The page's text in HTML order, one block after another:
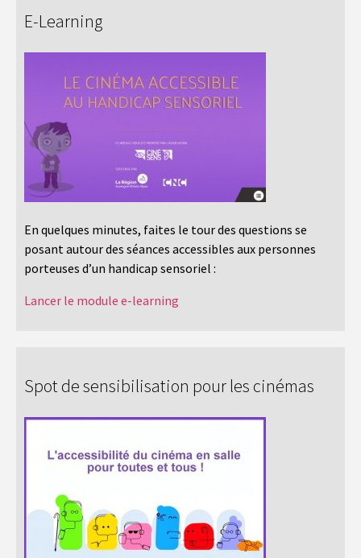
E-Learning
En quelques minutes, faites le tour des questions se
posant autour des séances accessibles aux personnes
porteuses d’un handicap sensoriel :
Lancer le module e-learning
Spot de sensibilisation pour les cinémas